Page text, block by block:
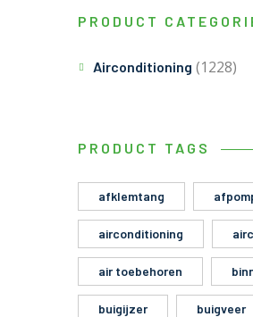
PRODUCT
Airconditioning (1228)
PRODUCT TAGS
afklemtang
airconditioning
air toebehoren
buigijzer buigveer